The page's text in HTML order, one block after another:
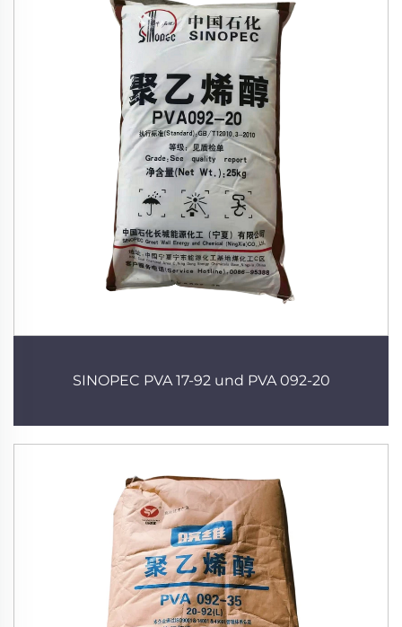
SINOPEC PVA 17-92 und PVA 092-20